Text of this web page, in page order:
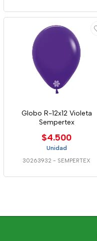
Globo R-12x12 Violeta
Sempertex
$4.500
Unidad
30263932 - SEMPERTEX